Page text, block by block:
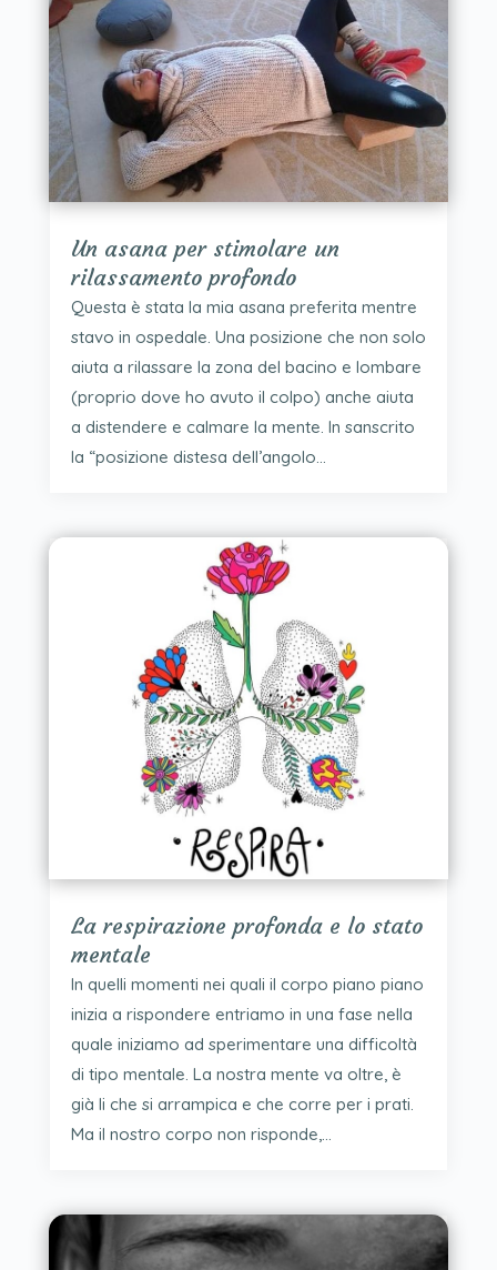
Un asana per stimolare un
rilassamento profondo
Questa è stata la mia asana preferita mentre
stavo in ospedale. Una posizione che non solo
aiuta a rilassare la zona del bacino e lombare
(proprio dove ho avuto il colpo) anche aiuta
a distendere e calmare la mente. In sanscrito
la “posizione distesa dell’angolo...
La respirazione profonda e lo stato
mentale
In quelli momenti nei quali il corpo piano piano
inizia a rispondere entriamo in una fase nella
quale iniziamo ad sperimentare una difficoltà
di tipo mentale. La nostra mente va oltre, è
già li che si arrampica e che corre per i prati.
Ma il nostro corpo non risponde,...